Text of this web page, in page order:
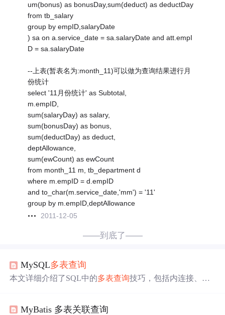
um(bonus) as bonusDay,sum(deduct) as deductDay
from tb_salary
group by empID,salaryDate
) sa on a.service_date = sa.salaryDate and att.empI
D = sa.salaryDate
--上表(暂表名为:month_11)可以做为查询结果进行月
份统计
select '11月份统计' as Subtotal,
m.empID,
sum(salaryDay) as salary,
sum(bonusDay) as bonus,
sum(deductDay) as deduct,
deptAllowance,
sum(ewCount) as ewCount
from month_11 m, tb_department d
where m.empID = d.empID
and to_char(m.service_date,'mm') = '11'
group by m.empID,deptAllowance
2011-12-05
——到底了——
MySQL多表查询
本文详细介绍了SQL中的多表查询技巧，包括内连接、外
MyBatis 多表关联查询